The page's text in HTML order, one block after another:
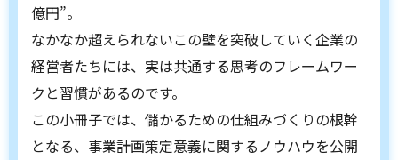
億円”。
なかなか超えられないこの壁を突破していく企業の
経営者たちには、実は共通する思考のフレームワー
クと習慣があるのです。
この小冊子では、儲かるための仕組みづくりの根幹
となる、事業計画策定意義に関するノウハウを公開